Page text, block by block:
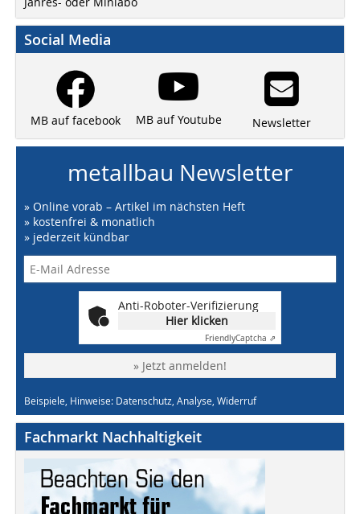
Social Media
MB auf facebook MB auf Youtube Newsletter
metallbau Newsletter
» Online vorab – Artikel im nächsten Heft
» kostenfrei & monatlich
» jederzeit kündbar
Anti-Roboter-Verifizierung
Hier klicken
FriendlyCaptcha ⇗
» Jetzt anmelden!
Beispiele, Hinweise: Datenschutz, Analyse, Widerruf
Fachmarkt Nachhaltigkeit